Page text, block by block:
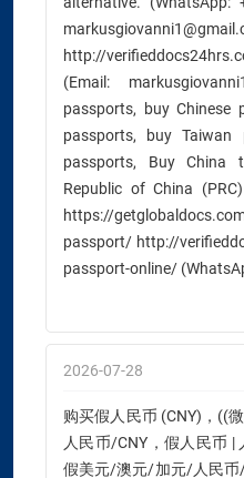
http://
(Email:
passports, buy Chinese
passports, buy Taiwan
passports, Buy China
Republic of China
https://
passport/ http://
passport-online/
2026-07-28
购买假人民币 (CNY)，((
人民币/CNY，假人民币
假美元/澳元/加元/人民币